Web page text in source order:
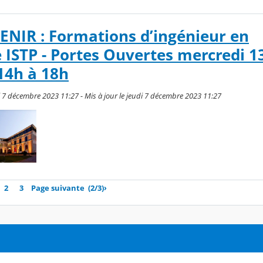
: Formations d’ingénieur en
- Portes Ouvertes mercredi
à 18h
décembre 2023 11:27 - Mis à jour le jeudi 7 décembre 2023 11:27
2 3 Page suivante (2/3)›